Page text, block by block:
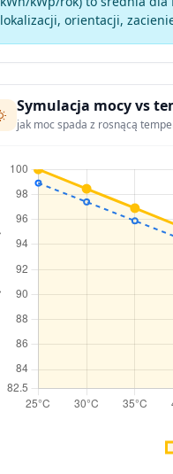
lokalizacji, orientacji,
Symulacja mocy vs
jak moc spada z rosnącą